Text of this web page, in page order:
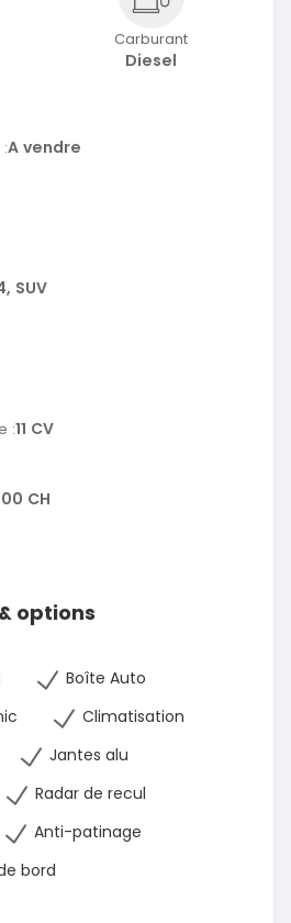
Carburant
Diesel
A vendre
SUV
:11 CV
CH
options
Boîte Auto
Climatisation
Jantes alu
Radar de recul
Anti-patinage
bord